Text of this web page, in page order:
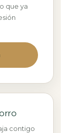
que ya
contigo